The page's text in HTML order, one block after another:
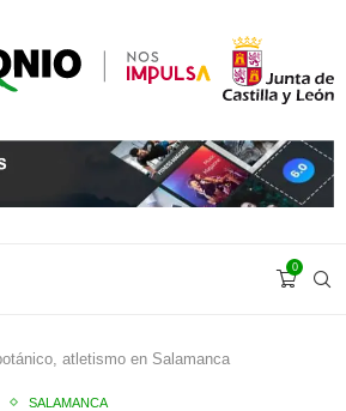
0
atletismo en Salamanca
SALAMANCA